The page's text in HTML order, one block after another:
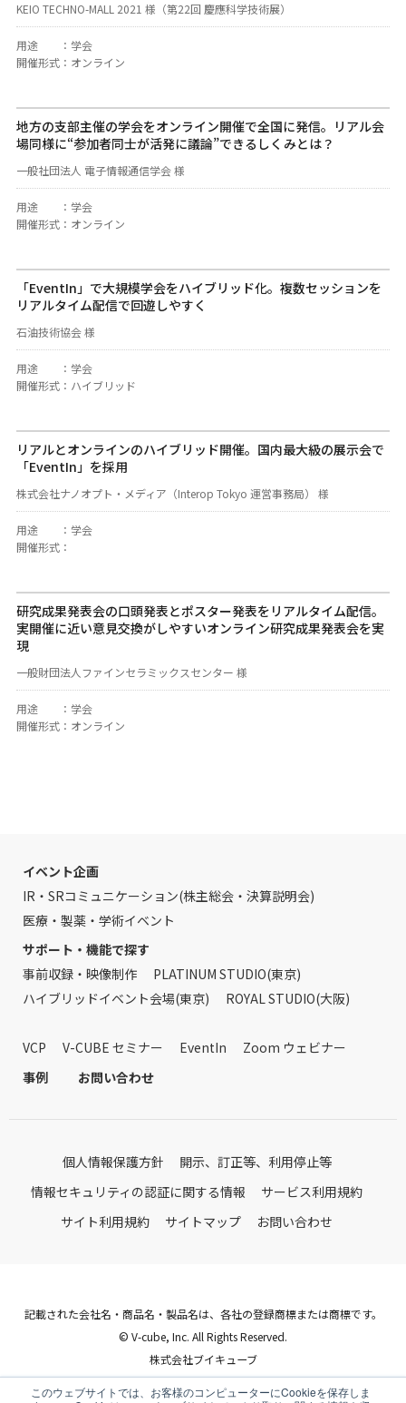
このウェブサイトでは、お客様のコンピューターにCookieを保存しま
KEIO TECHNO-MALL 2021 様（第22回 慶應科学技術展）
用途 ： 学会
開催形式： オンライン
地方の支部主催の学会をオンライン開催で全国に発信。リアル会
場同様に“参加者同士が活発に議論”できるしくみとは？
一般社団法人 電子情報通信学会 様
用途 ： 学会
開催形式： オンライン
「EventIn」で大規模学会をハイブリッド化。複数セッションを
リアルタイム配信で回遊しやすく
石油技術協会 様
用途 ： 学会
開催形式： ハイブリッド
リアルとオンラインのハイブリッド開催。国内最大級の展示会で
「EventIn」を採用
株式会社ナノオプト・メディア（Interop Tokyo 運営事務局） 様
用途 ： 学会
開催形式：
研究成果発表会の口頭発表とポスター発表をリアルタイム配信。
実開催に近い意見交換がしやすいオンライン研究成果発表会を実
現
一般財団法人ファインセラミックスセンター 様
用途 ： 学会
開催形式： オンライン
イベント企画
IR・SRコミュニケーション(株主総会・決算説明会)
医療・製薬・学術イベント
サポート・機能で探す
事前収録・映像制作
PLATINUM STUDIO(東京)
ハイブリッドイベント会場(東京)
ROYAL STUDIO(大阪)
VCP V-CUBE セミナー EventIn
Zoom ウェビナー
事例
お問い合わせ
個人情報保護方針
開示、訂正等、利用停止等
情報セキュリティの認証に関する情報
サービス利用規約
サイト利用規約
サイトマップ お問い合わせ
記載された会社名・商品名・製品名は、各社の登録商標または商標です。
© V-cube, Inc. All Rights Reserved.
株式会社ブイキューブ
Follow Us